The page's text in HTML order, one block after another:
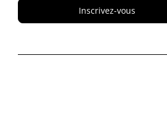
Inscrivez-vous